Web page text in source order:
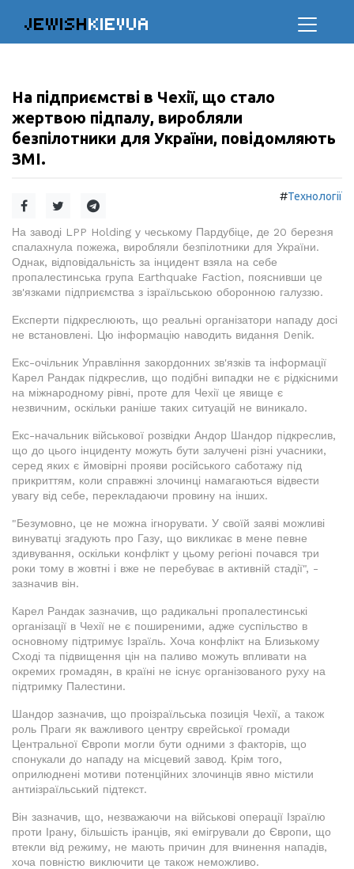
JEWISHKIEVUA
На підприємстві в Чехії, що стало
жертвою підпалу, виробляли
безпілотники для України, повідомляють
ЗМІ.
#Технології
На заводі LPP Holding у чеському Пардубіце, де 20 березня
спалахнула пожежа, виробляли безпілотники для України.
Однак, відповідальність за інцидент взяла на себе
пропалестинська група Earthquake Faction, пояснивши це
зв'язками підприємства з ізраїльською оборонною галуззю.
Експерти підкреслюють, що реальні організатори нападу досі
не встановлені. Цю інформацію наводить видання Denik.
Екс-очільник Управління закордонних зв'язків та інформації
Карел Рандак підкреслив, що подібні випадки не є рідкісними
на міжнародному рівні, проте для Чехії це явище є
незвичним, оскільки раніше таких ситуацій не виникало.
Екс-начальник військової розвідки Андор Шандор підкреслив,
що до цього інциденту можуть бути залучені різні учасники,
серед яких є ймовірні прояви російського саботажу під
прикриттям, коли справжні злочинці намагаються відвести
увагу від себе, перекладаючи провину на інших.
"Безумовно, це не можна ігнорувати. У своїй заяві можливі
винуватці згадують про Газу, що викликає в мене певне
здивування, оскільки конфлікт у цьому регіоні почався три
роки тому в жовтні і вже не перебуває в активній стадії", -
зазначив він.
Карел Рандак зазначив, що радикальні пропалестинські
організації в Чехії не є поширеними, адже суспільство в
основному підтримує Ізраїль. Хоча конфлікт на Близькому
Сході та підвищення цін на паливо можуть впливати на
окремих громадян, в країні не існує організованого руху на
підтримку Палестини.
Шандор зазначив, що проізраїльська позиція Чехії, а також
роль Праги як важливого центру єврейської громади
Центральної Європи могли бути одними з факторів, що
спонукали до нападу на місцевий завод. Крім того,
оприлюднені мотиви потенційних злочинців явно містили
антиізраїльський підтекст.
Він зазначив, що, незважаючи на військові операції Ізраїлю
проти Ірану, більшість іранців, які емігрували до Європи, що
втекли від режиму, не мають причин для вчинення нападів,
хоча повністю виключити це також неможливо.